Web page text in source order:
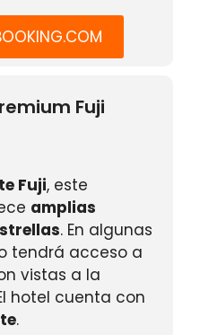
Fuji
Fuji, este
amplias
. En algunas
tendrá acceso a
vistas a la
hotel cuenta con
.